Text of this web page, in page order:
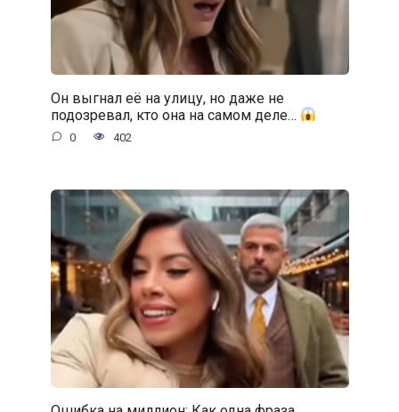
Он выгнал её на улицу, но даже не
подозревал, кто она на самом деле…
0 402